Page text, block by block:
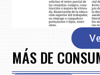
MÁS DE